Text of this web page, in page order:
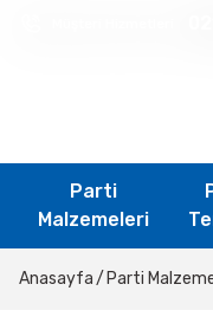
Parti
Malzemeleri
Anasayfa Parti